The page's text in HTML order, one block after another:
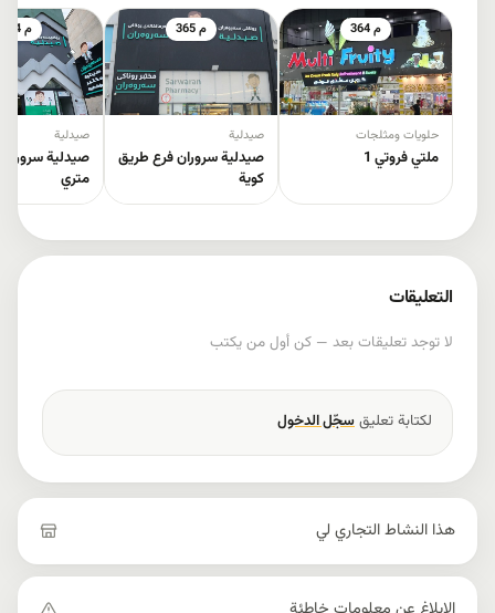
364 م
حلويات ومثلجات
ملتي فروتي 1
365 م
صيدلية
صيدلية سروران فرع طريق
كوية
524 م
صيدلية
متري
التعليقات
لا توجد تعليقات بعد — كن أول من يكتب
لكتابة تعليقسجّل الدخول
هذا النشاط التجاري لي